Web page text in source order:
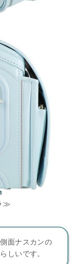
≫
面ナスカンの
しいです。